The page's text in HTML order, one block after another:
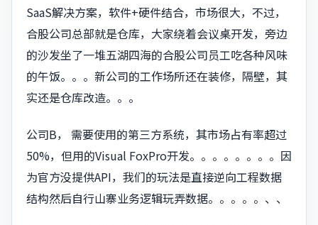
SaaS解决方案，软件+硬件结合，市场很大，不过，
合股公司总部就是仓库，大家绕着会议桌开发，旁边
的沙发坐了一堆五湖四海的合股公司员工吃各种风味
的午饭。。。新公司的工作场所还在装修，隔壁，其
实还是仓库改造。。。
公司B， 需要使用的第三方系统，其市场占有率超过
50%，但用的Visual FoxPro开发。。。。。。。。因
为官方没提供API，我们的玩法是直接逆向工程数据
结构然后自行山寨业务逻辑玩弄数据。。。。。、、